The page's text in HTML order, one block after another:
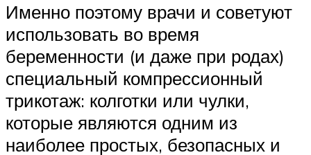
Именно поэтому врачи и советуют
использовать во время
беременности (и даже при родах)
специальный компрессионный
трикотаж: колготки или чулки,
которые являются одним из
наиболее простых, безопасных и